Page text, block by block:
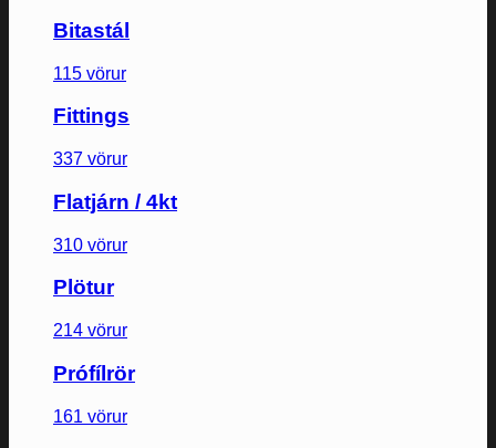
Bitastál
115 vörur
Fittings
337 vörur
Flatjárn / 4kt
310 vörur
Plötur
214 vörur
Prófílrör
161 vörur